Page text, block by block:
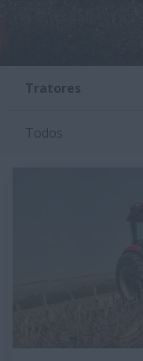
Tratores
Todos